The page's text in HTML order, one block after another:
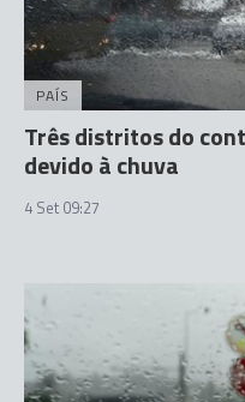
PAÍS
Três distritos do
devido à chuva
4 Set 09:27